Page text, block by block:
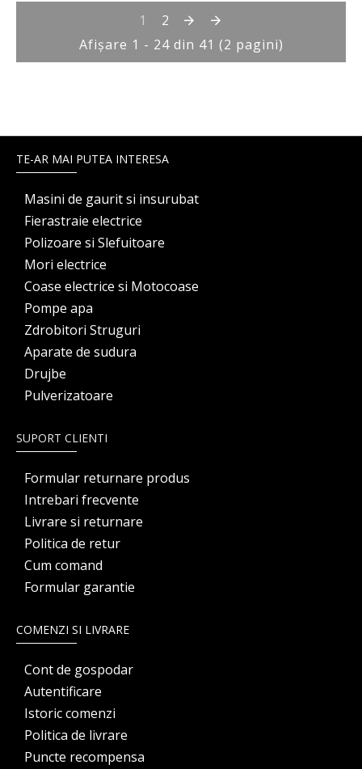
1
2
Afişare 1 - 24 din 41 (2 pagini)
TE-AR MAI PUTEA INTERESA
Masini de gaurit si insurubat
Fierastraie electrice
Polizoare si Slefuitoare
Mori electrice
Coase electrice si Motocoase
Pompe apa
Zdrobitori Struguri
Aparate de sudura
Drujbe
Pulverizatoare
SUPORT CLIENTI
Formular returnare produs
Intrebari frecvente
Livrare si returnare
Politica de retur
Cum comand
Formular garantie
COMENZI SI LIVRARE
Cont de gospodar
Autentificare
Istoric comenzi
Politica de livrare
Puncte recompensa